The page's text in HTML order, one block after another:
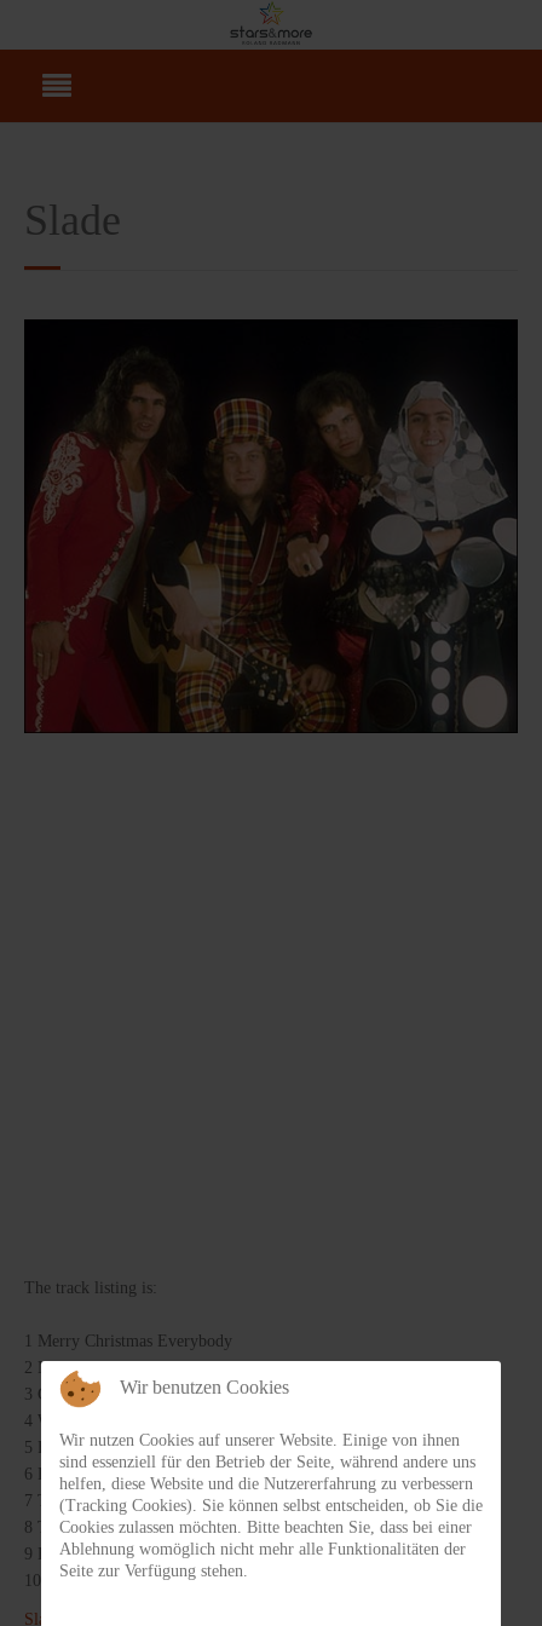
Slade
The track listing is:
1 Merry Christmas Everybody
2 Mama We're All Crazee Now
3 Gudbuy T'Jane
4 We'll Bring The House Down
5 Far Far Away*
6 Everyday
7 Take Me Bak 'Ome
8 Thanks For The Memory*
9 How Does It Feel*
10 Cum On Feel The Noize
Slade
Wir benutzen Cookies
Wir nutzen Cookies auf unserer Website. Einige von ihnen
sind essenziell für den Betrieb der Seite, während andere uns
helfen, diese Website und die Nutzererfahrung zu verbessern
(Tracking Cookies). Sie können selbst entscheiden, ob Sie die
Cookies zulassen möchten. Bitte beachten Sie, dass bei einer
Ablehnung womöglich nicht mehr alle Funktionalitäten der
Seite zur Verfügung stehen.